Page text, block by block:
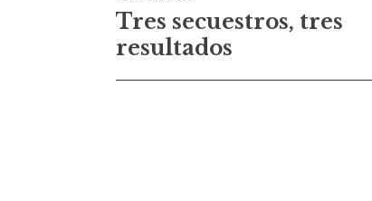
a
Tres secuestros, tres
resultados